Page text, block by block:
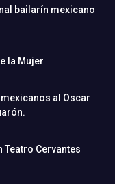
bailarín mexicano
la Mujer
al Oscar
Teatro Cervantes